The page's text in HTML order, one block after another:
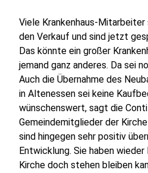
Viele Krankenhaus-
den Verkauf und sind jetzt
Das könnte ein großer
jemand ganz anderes. Da sei
Auch die Übernahme des
in Altenessen sei keine
wünschenswert, sagt die
Gemeindemitglieder der
sind hingegen sehr positiv
Entwicklung. Sie haben
Kirche doch stehen bleiben